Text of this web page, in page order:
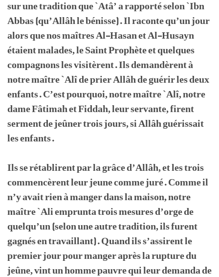
sur une tradition que `Atâ’ a rapporté selon `Ibn
Abbas (qu’Allâh le bénisse). Il raconte qu’un jour
alors que nos maîtres Al-Hasan et Al-Husayn
étaient malades, le Saint Prophète et quelques
compagnons les visitèrent. Ils demandèrent à
notre maître `Alî de prier Allâh de guérir les deux
enfants. C’est pourquoi, notre maître `Alî, notre
dame Fâtimah et Fiddah, leur servante, firent
serment de jeûner trois jours, si Allâh guérissait
les enfants.
Ils se rétablirent par la grâce d’Allâh, et les trois
commencèrent leur jeune comme juré. Comme il
n’y avait rien à manger dans la maison, notre
maître `Ali emprunta trois mesures d’orge de
quelqu’un (selon une autre tradition, ils furent
gagnés en travaillant). Quand ils s’assirent le
premier jour pour manger après la rupture du
jeûne, vint un homme pauvre qui leur demanda de